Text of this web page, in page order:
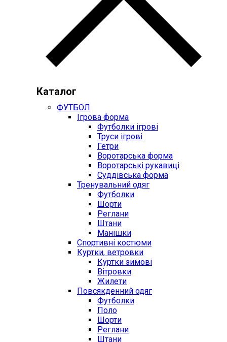
Каталог
ФУТБОЛ
Ігрова форма
Футболки ігрові
Труси ігрові
Гетри
Воротарська форма
Воротарські рукавиці
Суддівська форма
Тренувальний одяг
Футболки
Шорти
Реглани
Штани
Манішки
Спортивні костюми
Куртки, ветровки
Куртки зимові
Вітровки
Жилети
Повсякденний одяг
Футболки
Поло
Шорти
Реглани
Штани